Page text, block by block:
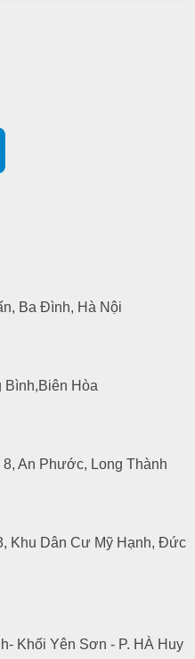
Ba Đình, Hà Nội
Bình,Biên Hòa
An Phước, Long Thành
Khu Dân Cư Mỹ Hạnh, Đức
Khối Yên Sơn - P. HÀ Huy